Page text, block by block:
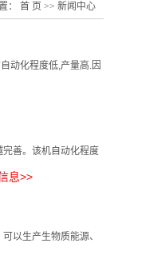
： 首 页 >> 新闻中心
动化程度低,产量高.因
善。该机自动化程度
息>>
以生产生物质能源、